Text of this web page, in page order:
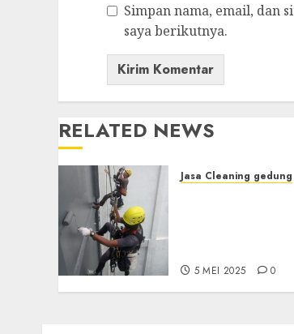
Simpan nama, email, dan
saya berikutnya.
RELATED NEWS
Jasa Cleaning gedung
5 MEI 2025 0